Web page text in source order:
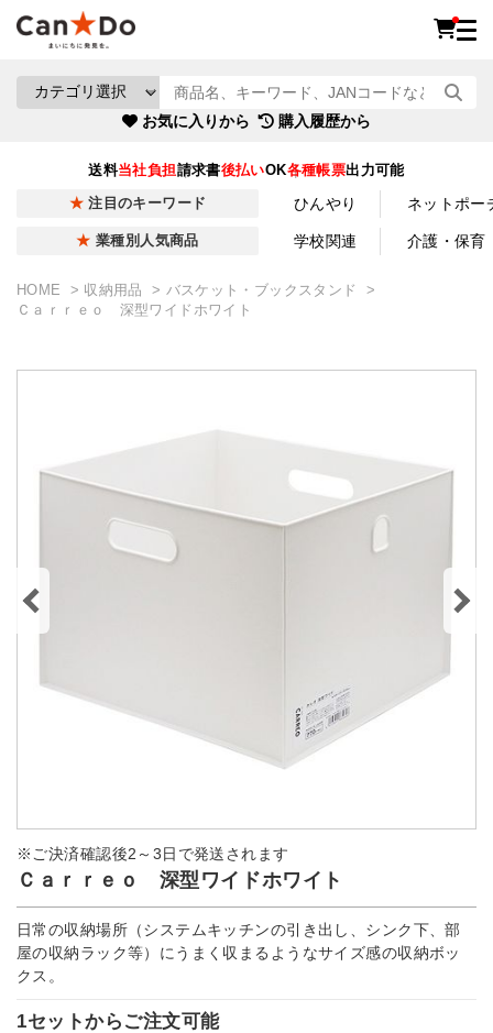
お気に入りから 購入履歴から
送料当社負担請求書後払いOK各種帳票出力可能
注目のキーワード ひんやり ネットポー
業種別人気商品 学校関連 介護・保育
HOME 収納用品
バスケット・ブックスタンド
Ｃａｒｒｅｏ 深型ワイドホワイト
※ご決済確認後2～3日で発送されます
Ｃａｒｒｅｏ 深型ワイドホワイト
日常の収納場所（システムキッチンの引き出し、シンク下、部
屋の収納ラック等）にうまく収まるようなサイズ感の収納ボッ
クス。
1セットからご注文可能